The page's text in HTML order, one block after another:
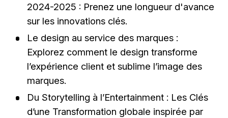
2024-2025 : Prenez une longueur d'avance
sur les innovations clés.
Le design au service des marques :
Explorez comment le design transforme
l’expérience client et sublime l’image des
marques.
Du Storytelling à l’Entertainment : Les Clés
d’une Transformation globale inspirée par